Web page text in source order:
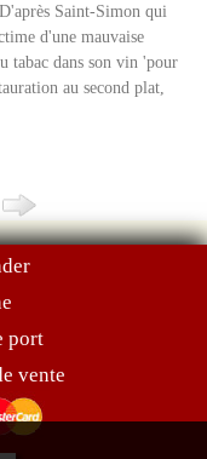
Saint-Simon qui
d'une mauvaise
tabac dans son vin 'pour
au second plat,
port
vente